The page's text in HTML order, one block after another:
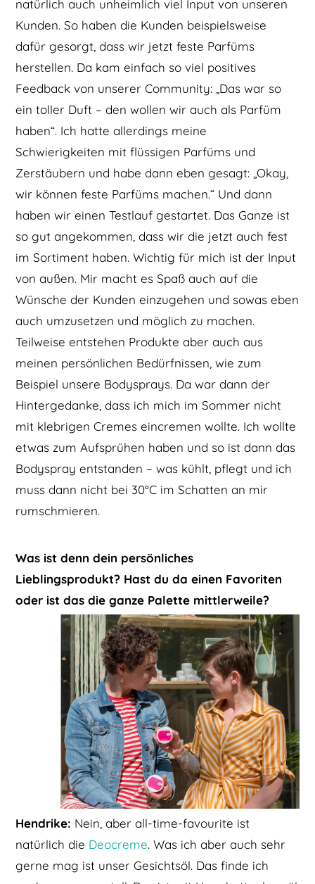
natürlich auch unheimlich viel Input von unseren
Kunden. So haben die Kunden beispielsweise
dafür gesorgt, dass wir jetzt feste Parfüms
herstellen. Da kam einfach so viel positives
Feedback von unserer Community: „Das war so
ein toller Duft – den wollen wir auch als Parfüm
haben“. Ich hatte allerdings meine
Schwierigkeiten mit flüssigen Parfüms und
Zerstäubern und habe dann eben gesagt: „Okay,
wir können feste Parfüms machen.“ Und dann
haben wir einen Testlauf gestartet. Das Ganze ist
so gut angekommen, dass wir die jetzt auch fest
im Sortiment haben. Wichtig für mich ist der Input
von außen. Mir macht es Spaß auch auf die
Wünsche der Kunden einzugehen und sowas eben
auch umzusetzen und möglich zu machen.
Teilweise entstehen Produkte aber auch aus
meinen persönlichen Bedürfnissen, wie zum
Beispiel unsere Bodysprays. Da war dann der
Hintergedanke, dass ich mich im Sommer nicht
mit klebrigen Cremes eincremen wollte. Ich wollte
etwas zum Aufsprühen haben und so ist dann das
Bodyspray entstanden – was kühlt, pflegt und ich
muss dann nicht bei 30°C im Schatten an mir
rumschmieren.
Was ist denn dein persönliches
Lieblingsprodukt? Hast du da einen Favoriten
oder ist das die ganze Palette mittlerweile?
Hendrike: Nein, aber all-time-favourite ist
natürlich die Deocreme. Was ich aber auch sehr
gerne mag ist unser Gesichtsöl. Das finde ich